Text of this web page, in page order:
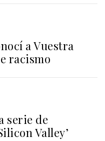
a Vuestra
racismo
serie de
Valley’